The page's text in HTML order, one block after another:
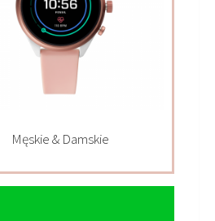
Męskie & Damskie